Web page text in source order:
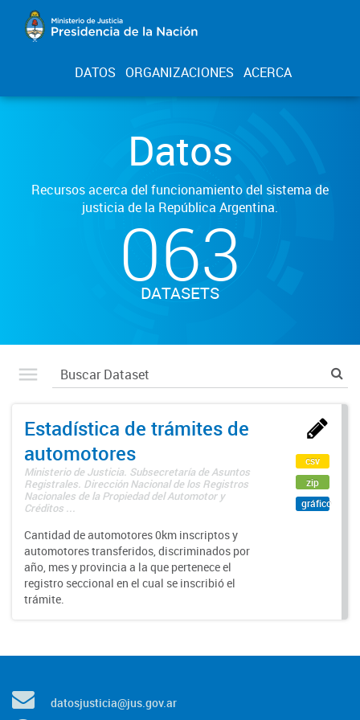
DATOS ORGANIZACIONES ACERCA
Datos
Recursos acerca del funcionamiento del sistema de
justicia de la República Argentina.
063
DATASETS
Estadística de trámites de
automotores
Ministerio de Justicia. Subsecretaría de Asuntos
Registrales. Dirección Nacional de los Registros
Nacionales de la Propiedad del Automotor y
Créditos ...
Cantidad de automotores 0km inscriptos y
automotores transferidos, discriminados por
año, mes y provincia a la que pertenece el
registro seccional en el cual se inscribió el
trámite.
csv
zip
gráfico
datosjusticia@jus.gov.ar